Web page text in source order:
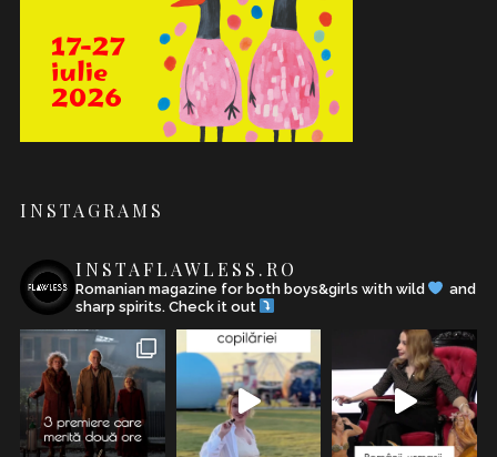
INSTAGRAMS
INSTAFLAWLESS.RO
Romanian magazine for both boys&girls with wild
and
sharp spirits. Check it out